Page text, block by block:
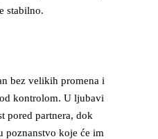
stabilno.
bez velikih promena i
kontrolom. U ljubavi
pored partnera, dok
poznanstvo koje će im